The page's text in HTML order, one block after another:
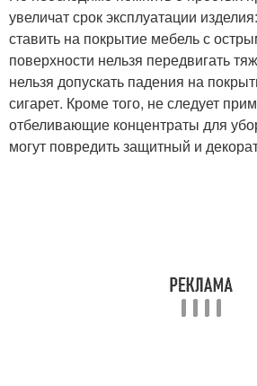
увеличат срок эксплуатации
ставить на покрытие мебель с
поверхности нельзя передвигать
нельзя допускать падения на
сигарет. Кроме того, не следует
отбеливающие концентраты для
могут повредить защитный и